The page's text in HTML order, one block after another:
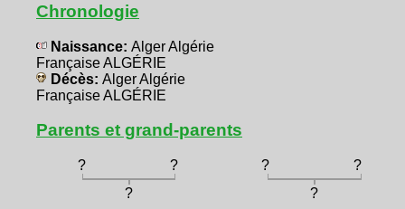
Chronologie
Naissance: Alger Algérie
Française ALGÉRIE
Décès: Alger Algérie
Française ALGÉRIE
Parents et grand-parents
? ? ?
?
?
?